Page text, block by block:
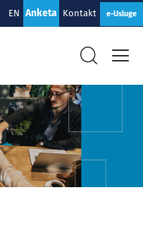
EN Anketa Kontakt e-Usluge